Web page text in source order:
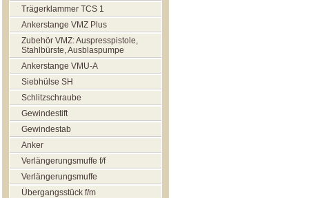
Trägerklammer TCS 1
Ankerstange VMZ Plus
Zubehör VMZ: Auspresspistole,
Stahlbürste, Ausblaspumpe
Ankerstange VMU-A
Siebhülse SH
Schlitzschraube
Gewindestift
Gewindestab
Anker
Verlängerungsmuffe f/f
Verlängerungsmuffe
Übergangsstück f/m